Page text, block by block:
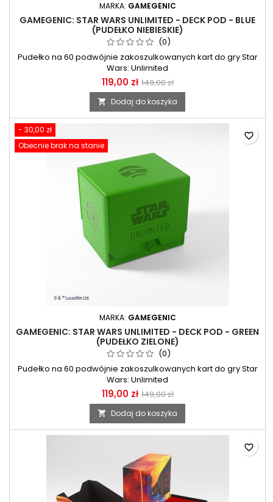
MARKA: GAMEGENIC
GAMEGENIC: STAR WARS UNLIMITED - DECK POD - BLUE
(PUDEŁKO NIEBIESKIE)
(0)
Pudełko na 60 podwójnie zakoszulkowanych kart do gry Star
Wars: Unlimited
119,00 zł 149,00 zł
 Dodaj do koszyka
- 30,00 zł
Obecnie brak na stanie
MARKA: GAMEGENIC
GAMEGENIC: STAR WARS UNLIMITED - DECK POD - GREEN
(PUDEŁKO ZIELONE)
(0)
Pudełko na 60 podwójnie zakoszulkowanych kart do gry Star
Wars: Unlimited
119,00 zł 149,00 zł
 Dodaj do koszyka
favorite_border
favorite_border